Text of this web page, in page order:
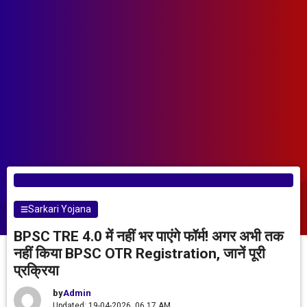
Sarkari Yojana
BPSC TRE 4.0 में नहीं भर पाएंगे फॉर्म! अगर अभी तक
नहीं किया BPSC OTR Registration, जानें पूरी
प्रक्रिया
byAdmin